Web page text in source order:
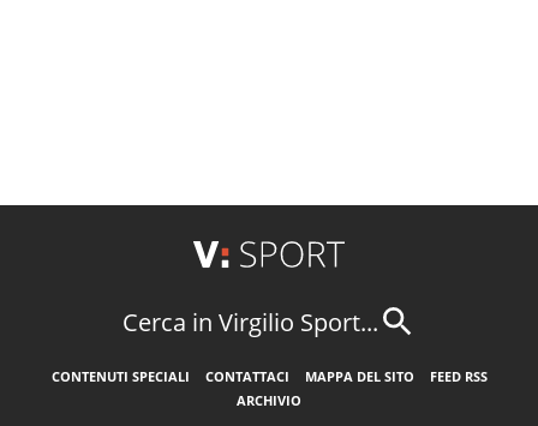
Cerca in Virgilio Sport...
CONTENUTI SPECIALI CONTATTACI MAPPA DEL SITO
FEED RSS
ARCHIVIO